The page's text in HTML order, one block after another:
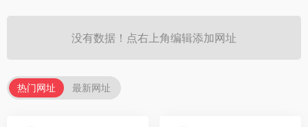
没有数据！点右上角编辑添加网址
热门网址 最新网址